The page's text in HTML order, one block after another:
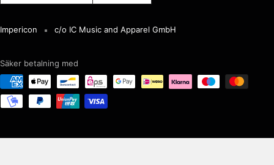
(Valuta)
Impericon c/o IC Music and Apparel GmbH
Säker betalning med